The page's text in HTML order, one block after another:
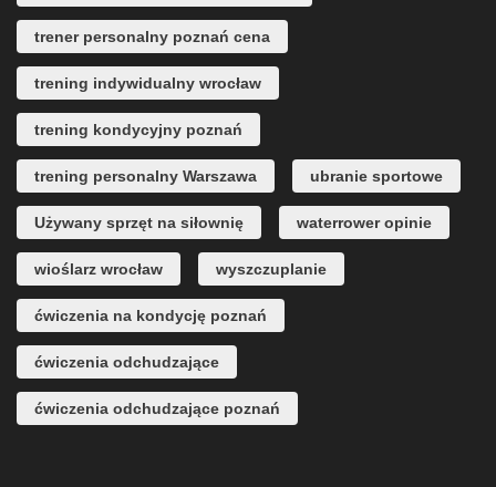
trener personalny poznań cena
trening indywidualny wrocław
trening kondycyjny poznań
trening personalny Warszawa ubranie sportowe
Używany sprzęt na siłownię waterrower opinie
wioślarz wrocław wyszczuplanie
ćwiczenia na kondycję poznań
ćwiczenia odchudzające
ćwiczenia odchudzające poznań